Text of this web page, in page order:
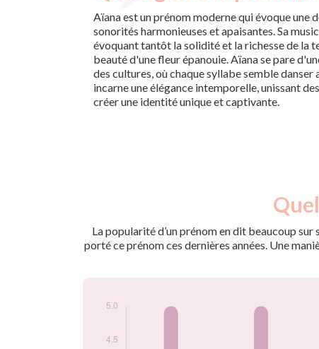
Aïana est un prénom moderne qui évoque une
sonorités harmonieuses et apaisantes. Sa
évoquant tantôt la solidité et la richesse de la
beauté d'une fleur épanouie. Aïana se pare
des cultures, où chaque syllabe semble danser
incarne une élégance intemporelle, unissant
créer une identité unique et captivante.
La popularité d’un prénom en dit beaucoup
porté ce prénom ces dernières années. Une
2013
5
2017
5
2022
2024